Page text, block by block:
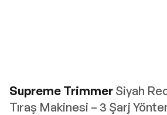
Supreme Trimmer Siyah
Tıraş Makinesi – 3 Şarj